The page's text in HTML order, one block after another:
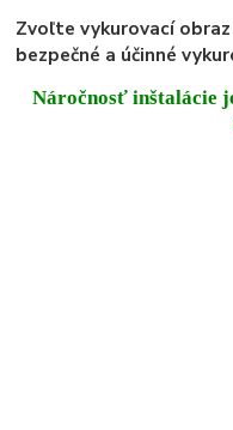
Zvoľte vykurovací
bezpečné a účinné
Náročnosť inštalácie